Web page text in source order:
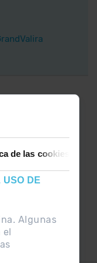
de las cookies
DE
Algunas
el
:)